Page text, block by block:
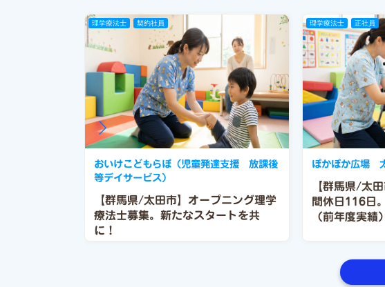
理学療法士 契約社員
【群馬県/太田市】オープニング理学
療法士募集。新たなスタートを共
に！
おいけこどもらぼ（児童発達支援 放課後
等デイサービス）
理学療法士 正社員
【群馬県/太
間休日116日
（前年度実績
ぽかぽか広場